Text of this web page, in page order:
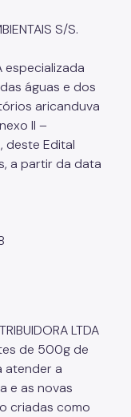
S/S.
especializada
águas e dos
aricanduva
II –
deste Edital
a partir da data
LTDA
de 500g de
atender a
e as novas
criadas como